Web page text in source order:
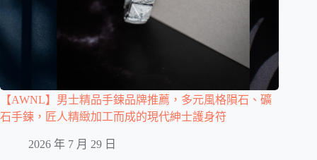
【AWNL】男士精品手鍊品牌推薦，多元風格隕石、礦
石手鍊，匠人精緻加工而成的現代紳士護身符
2026 年 7 月 29 日